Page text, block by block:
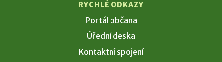
RYCHLÉ ODKAZY
Portál občana
Úřední deska
Kontaktní spojení